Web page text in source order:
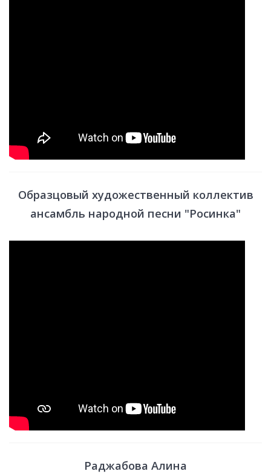
Образцовый художественный коллектив
ансамбль народной песни "Росинка"
Раджабова Алина